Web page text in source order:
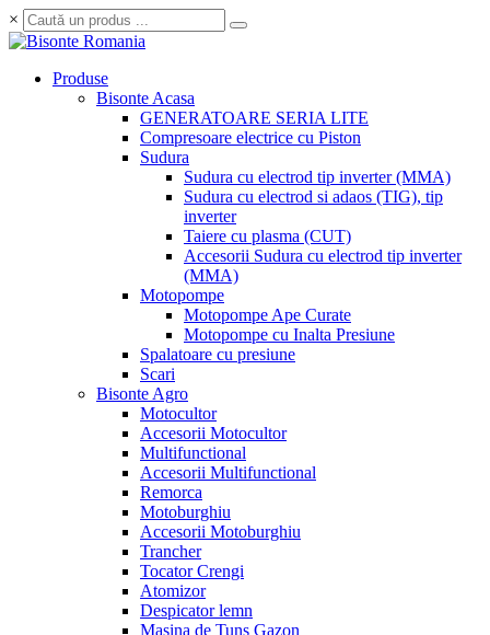
×
Produse
Bisonte Acasa
GENERATOARE SERIA LITE
Compresoare electrice cu Piston
Sudura
Sudura cu electrod tip inverter (MMA)
Sudura cu electrod si adaos (TIG), tip
inverter
Taiere cu plasma (CUT)
Accesorii Sudura cu electrod tip inverter
(MMA)
Motopompe
Motopompe Ape Curate
Motopompe cu Inalta Presiune
Spalatoare cu presiune
Scari
Bisonte Agro
Motocultor
Accesorii Motocultor
Multifunctional
Accesorii Multifunctional
Remorca
Motoburghiu
Accesorii Motoburghiu
Trancher
Tocator Crengi
Atomizor
Despicator lemn
Masina de Tuns Gazon